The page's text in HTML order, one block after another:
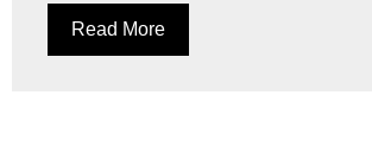
Read More